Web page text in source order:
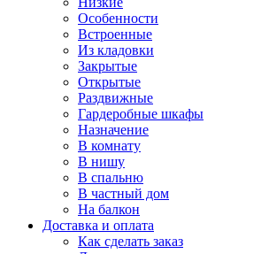
Особенности
Встроенные
Из кладовки
Закрытые
Открытые
Раздвижные
Гардеробные шкафы
Назначение
В комнату
В нишу
В спальню
В частный дом
На балкон
Доставка и оплата
Как сделать заказ